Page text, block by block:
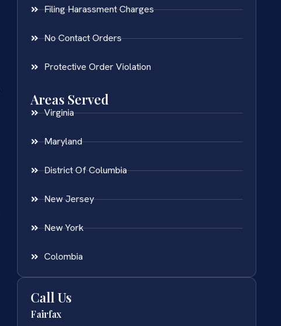
Filing Harassment Charges
No Contact Orders
Protective Order Violation
Areas Served
Virginia
Maryland
District Of Columbia
New Jersey
New York
Colombia
Call Us
Fairfax